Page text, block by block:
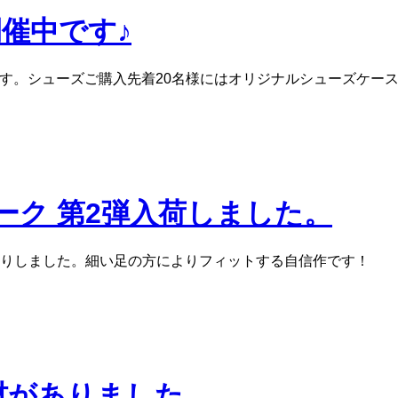
中です♪
。シューズご購入先着20名様にはオリジナルシューズケー
第2弾入荷しました。
ました。細い足の方によりフィットする自信作です！